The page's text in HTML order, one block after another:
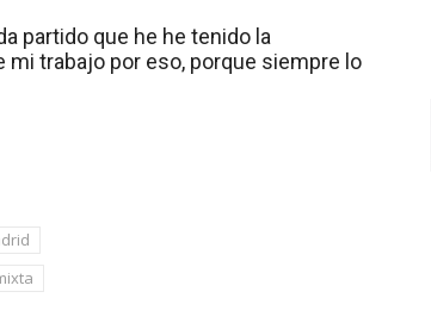
partido que he he tenido la
trabajo por eso, porque siempre lo